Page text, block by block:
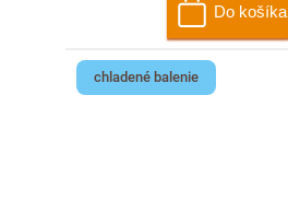
Do košíka
chladené balenie